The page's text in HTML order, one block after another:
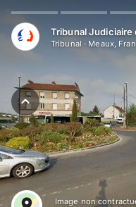
Tribunal Judiciaire
Tribunal · Meaux,
Image non